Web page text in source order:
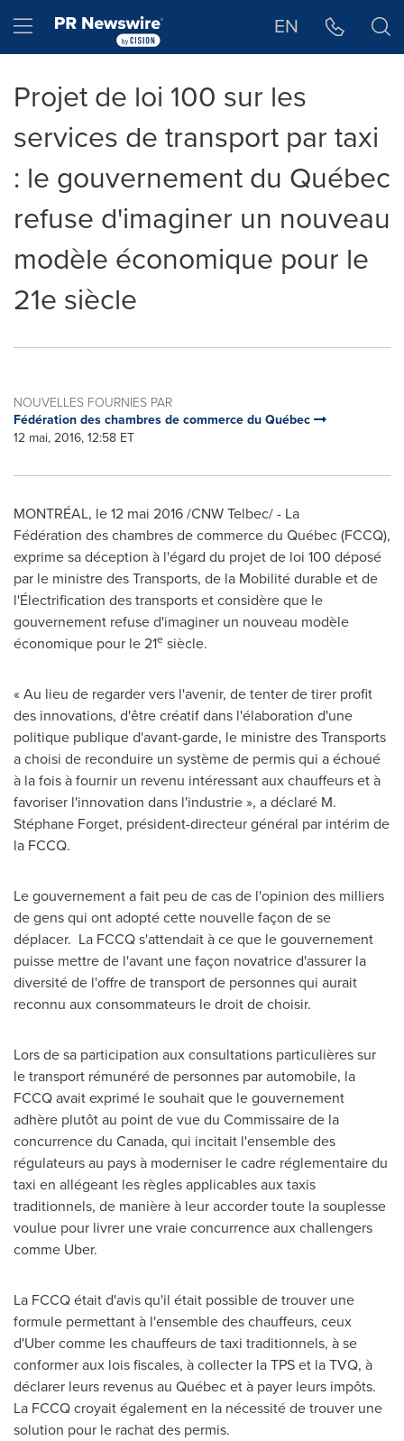
Hamburger menu EN
Projet de loi 100 sur les
services de transport par taxi
: le gouvernement du Québec
refuse d'imaginer un nouveau
modèle économique pour le
21e siècle
NOUVELLES FOURNIES PAR
Fédération des chambres de commerce du Québec
12 mai, 2016, 12:58 ET
MONTRÉAL, le 12 mai 2016 /CNW Telbec/ - La
Fédération des chambres de commerce du Québec (FCCQ),
exprime sa déception à l'égard du projet de loi 100 déposé
par le ministre des Transports, de la Mobilité durable et de
l'Électrification des transports et considère que le
gouvernement refuse d'imaginer un nouveau modèle
économique pour le 21e siècle.
« Au lieu de regarder vers l'avenir, de tenter de tirer profit
des innovations, d'être créatif dans l'élaboration d'une
politique publique d'avant-garde, le ministre des Transports
a choisi de reconduire un système de permis qui a échoué
à la fois à fournir un revenu intéressant aux chauffeurs et à
favoriser l'innovation dans l'industrie », a déclaré M.
Stéphane Forget, président-directeur général par intérim de
la FCCQ.
Le gouvernement a fait peu de cas de l'opinion des milliers
de gens qui ont adopté cette nouvelle façon de se
déplacer. La FCCQ s'attendait à ce que le gouvernement
puisse mettre de l'avant une façon novatrice d'assurer la
diversité de l'offre de transport de personnes qui aurait
reconnu aux consommateurs le droit de choisir.
Lors desa participation aux consultations particulières sur
le transport rémunéré de personnes par automobile, la
FCCQ avait exprimé le souhait que le gouvernement
adhère plutôt au point de vue du Commissaire de la
concurrence du Canada, qui incitait l'ensemble des
régulateurs au pays à moderniser le cadre réglementaire du
taxi en allégeant les règles applicables aux taxis
traditionnels, de manière à leur accorder toute la souplesse
voulue pour livrer une vraie concurrence aux challengers
comme Uber.
La FCCQ était d'avis qu'il était possible de trouver une
formule permettant à l'ensemble des chauffeurs, ceux
d'Uber comme les chauffeurs de taxi traditionnels, à se
conformer aux lois fiscales, à collecter la TPS et la TVQ, à
déclarer leurs revenus au Québec et à payer leurs impôts.
La FCCQ croyait également en la nécessité de trouver une
solution pour le rachat des permis.